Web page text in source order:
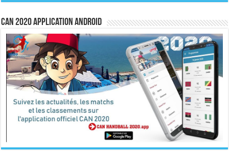
CAN 2020 Application Android